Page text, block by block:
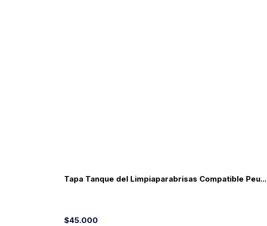
Tapa Tanque del Limpiaparabrisas Compatible Peu...
$45.000